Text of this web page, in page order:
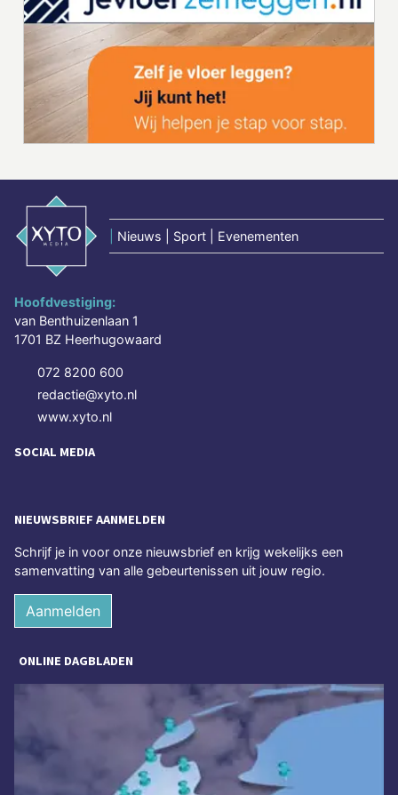
Nieuws | Sport | Evenementen
Hoofdvestiging:
van Benthuizenlaan 1
1701 BZ Heerhugowaard
072 8200 600
redactie@xyto.nl
www.xyto.nl
SOCIAL MEDIA
NIEUWSBRIEF AANMELDEN
Schrijf je in voor onze nieuwsbrief en krijg wekelijks een
samenvatting van alle gebeurtenissen uit jouw regio.
Aanmelden
ONLINE DAGBLADEN